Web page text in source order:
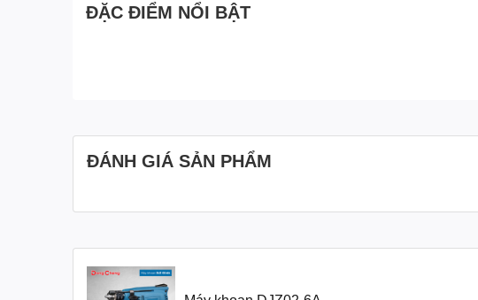
ĐẶC ĐIỂM NỔI BẬT
ĐÁNH GIÁ SẢN PHẨM